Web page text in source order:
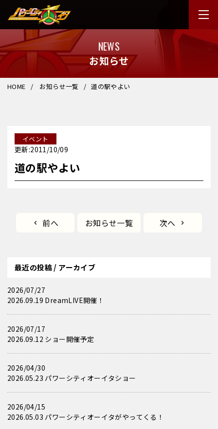
NEWS
お知らせ
HOME お知らせ一覧 道の駅やよい
イベント
更新:2011/10/09
道の駅やよい
前へ お知らせ一覧 次へ
最近の投稿 / アーカイブ
2026/07/27
2026.09.19 DreamLIVE開催！
2026/07/17
2026.09.12 ショー開催予定
2026/04/30
2026.05.23 パワーシティオーイタショー
2026/04/15
2026.05.03 パワーシティオーイタがやってくる！